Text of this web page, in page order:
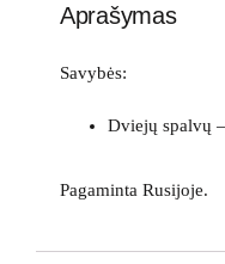
Aprašymas
Savybės:
Dviejų spalvų
Pagaminta Rusijoje.